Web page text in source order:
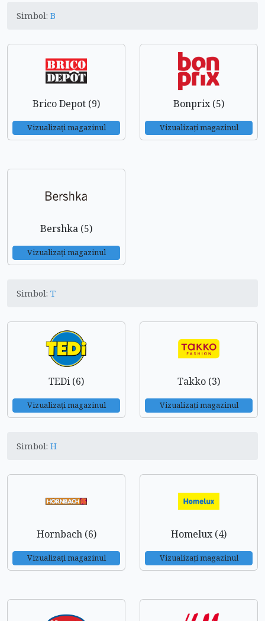
Simbol: B
Brico Depot (9)
Vizualizați magazinul
Bonprix (5)
Vizualizați magazinul
Bershka (5)
Vizualizați magazinul
Simbol: T
TEDi (6)
Vizualizați magazinul
Takko (3)
Vizualizați magazinul
Simbol: H
Hornbach (6)
Vizualizați magazinul
Homelux (4)
Vizualizați magazinul